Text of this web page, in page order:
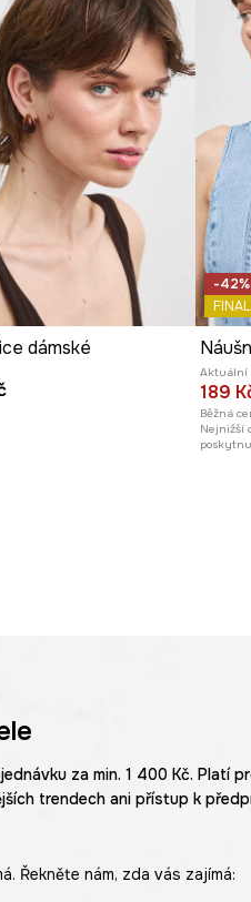
dámské
-42%
Aktuální
189
Běžná
Nejnižší
za min. 1 400 Kč. Platí
trendech ani přístup k
Řekněte nám, zda vás zajímá: